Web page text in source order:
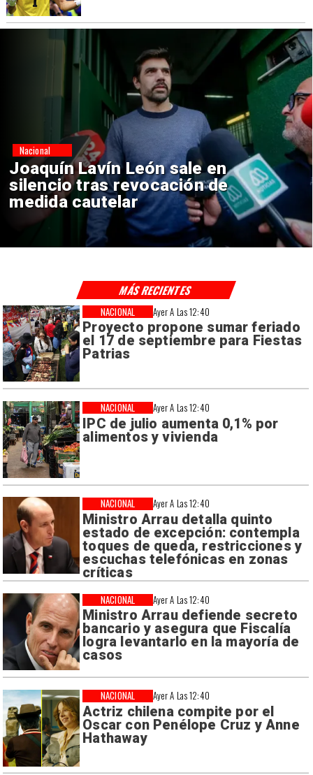
Chile y Venezuela formalizan
reinicio de relaciones
consulares
Nacional
Ayer A Las 12:40
Proyecto propone sumar feriado
el 17 de septiembre para Fiestas
Patrias
NACIONAL
Ayer A Las 12:40
IPC de julio aumenta 0,1% por
alimentos y vivienda
NACIONAL
Ayer A Las 12:40
Ministro Arrau detalla quinto
estado de excepción: contempla
toques de queda, restricciones y
escuchas telefónicas en zonas
críticas
NACIONAL
Ayer A Las 12:40
Ministro Arrau defiende secreto
bancario y asegura que Fiscalía
logra levantarlo en la mayoría de
casos
NACIONAL
Ayer A Las 12:40
Actriz chilena compite por el
Oscar con Penélope Cruz y Anne
Hathaway
NACIONAL
MÁS RECIENTES